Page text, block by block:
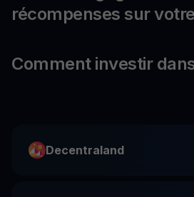
récompenses sur
Comment investir
Decentraland